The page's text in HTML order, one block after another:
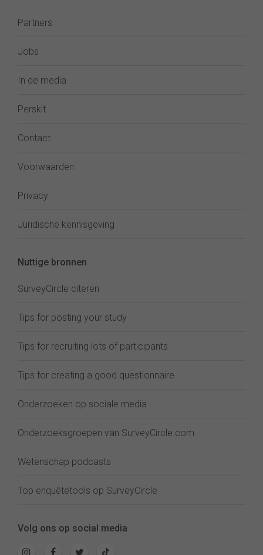
Partners
Jobs
In de media
Perskit
Contact
Voorwaarden
Privacy
Juridische kennisgeving
Nuttige bronnen
SurveyCircle citeren
Tips for posting your study
Tips for recruiting lots of participants
Tips for creating a good questionnaire
Onderzoeken op sociale media
Onderzoeksgroepen van SurveyCircle.com
Wetenschap podcasts
Top enquêtetools op SurveyCircle
Volg ons op social media